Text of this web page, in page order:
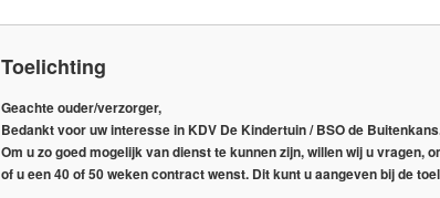
Toelichting
Geachte ouder/verzorger,
Bedankt voor uw interesse in KDV De Kindertuin / BSO de
Om u zo goed mogelijk van dienst te kunnen zijn, willen wij u vragen,
of u een 40 of 50 weken contract wenst. Dit kunt u aangeven bij de